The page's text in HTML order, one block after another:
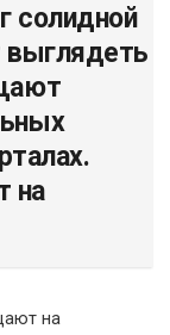
солидной
выглядеть
на
на